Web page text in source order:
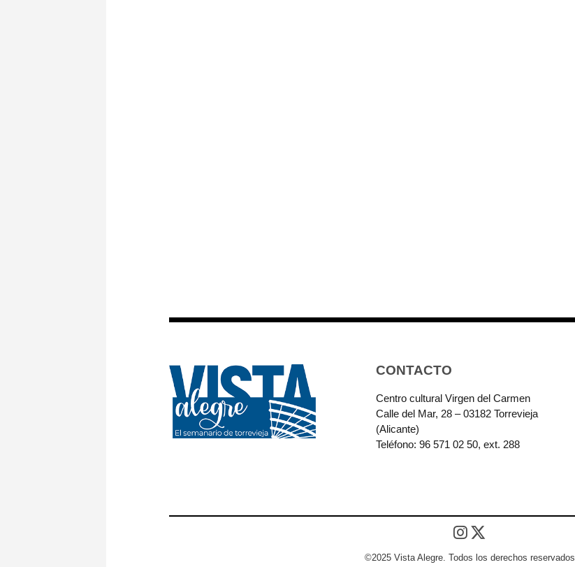
CONTACTO
Centro cultural Virgen del Carmen
Calle del Mar, 28 – 03182 Torrevieja
(Alicante)
Teléfono: 96 571 02 50, ext. 288
©2025 Vista Alegre. Todos los derechos reservados